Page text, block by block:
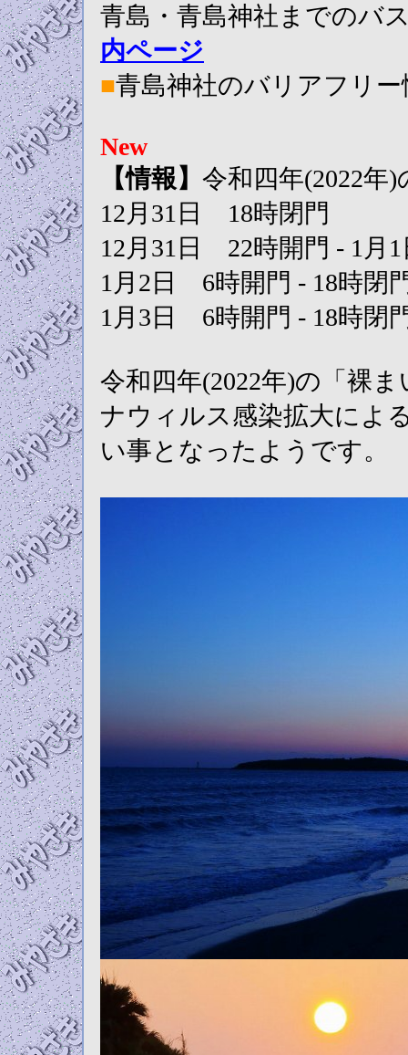
青島・青島神社までの
内ページ
■青島神社のバリアフ
New
【情報】 令和四年(2022年
12月31日 18時閉門
12月31日 22時開門 - 1月1
1月2日 6時開門 - 18時閉
1月3日 6時開門 - 18時閉
令和四年(2022年)の「裸
ナウィルス感染拡大によ
い事となったようです。